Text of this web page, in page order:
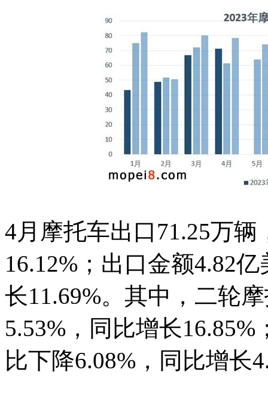
4月摩托车出口71.25万
16.12%；出口金额4.82
长11.69%。其中，二轮
5.53%，同比增长
比下降6.08%，同比增长